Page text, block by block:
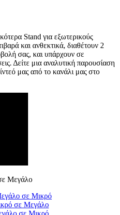
Stand για εξωτερικούς
και ανθεκτικά, διαθέτουν 2
σας, και υπάρχουν σε
Δείτε μια αναλυτική παρουσίαση
μας από το κανάλι μας στο
Μεγάλο
σε Μικρό
σε Μεγάλο
σε Μικρό